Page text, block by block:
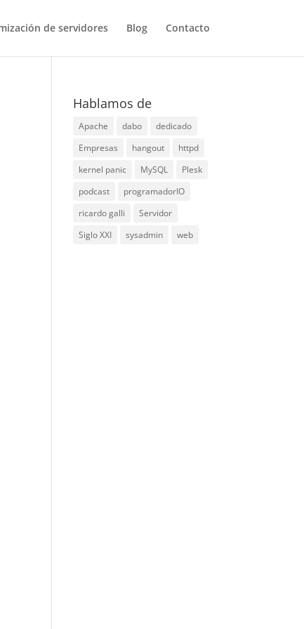
de servidores Blog Contacto
Hablamos de
Apache dabo
dedicado
Empresas
hangout
httpd
kernel panic
MySQL
Plesk
podcast
programadorIO
ricardo galli
Servidor
Siglo XXI
sysadmin web